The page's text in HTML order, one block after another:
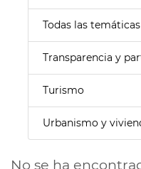
Todas las temáticas
Transparencia y
Turismo
Urbanismo y
No se ha